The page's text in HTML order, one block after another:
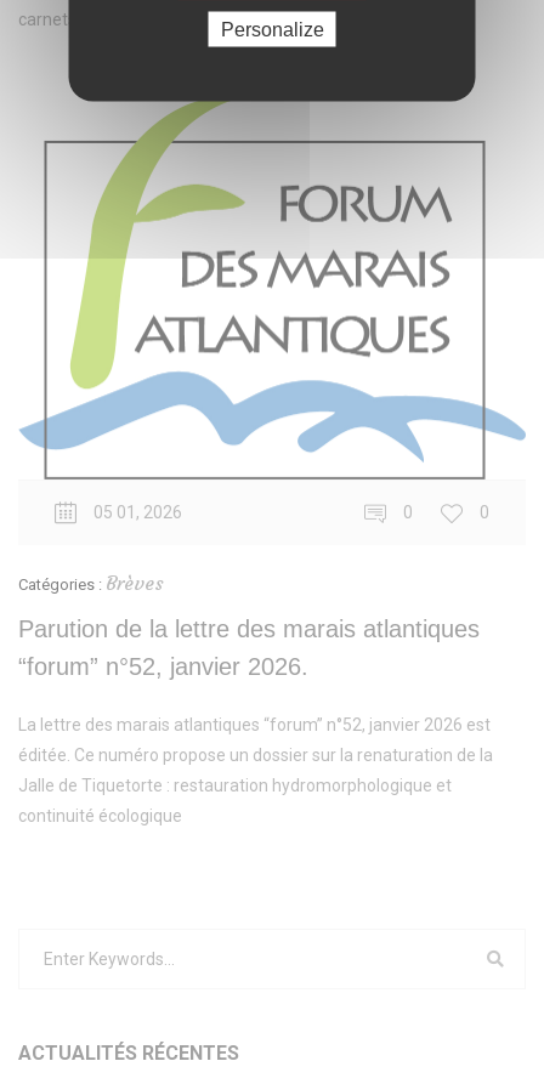
carnets en ce début d’année
05 01, 2026 0 0
Catégories : Brèves
Parution de la lettre des marais atlantiques
“forum” n°52, janvier 2026.
La lettre des marais atlantiques “forum” n°52, janvier 2026 est
éditée. Ce numéro propose un dossier sur la renaturation de la
Jalle de Tiquetorte : restauration hydromorphologique et
continuité écologique
ACTUALITÉS RÉCENTES
Personalize